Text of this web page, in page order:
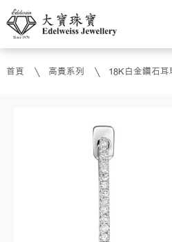
首頁 高貴系列 18K白金鑽石耳